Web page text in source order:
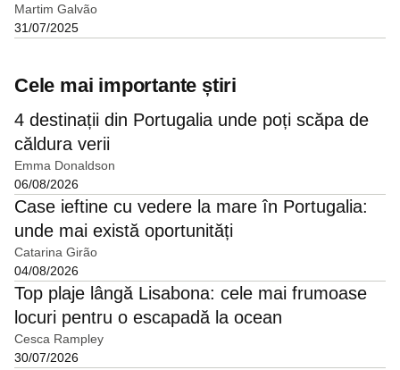
Martim Galvão
31/07/2025
Cele mai importante știri
4 destinații din Portugalia unde poți scăpa de
căldura verii
Emma Donaldson
06/08/2026
Case ieftine cu vedere la mare în Portugalia:
unde mai există oportunități
Catarina Girão
04/08/2026
Top plaje lângă Lisabona: cele mai frumoase
locuri pentru o escapadă la ocean
Cesca Rampley
30/07/2026